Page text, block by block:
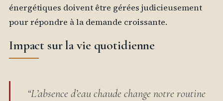
énergétiques doivent être gérées judicieusement
pour répondre à la demande croissante.
Impact sur la vie quotidienne
“L’absence d’eau chaude change notre routine